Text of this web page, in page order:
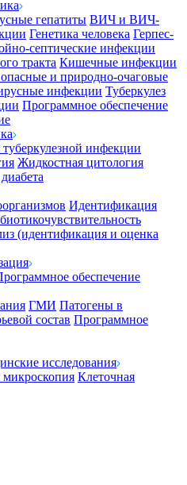
гепатиты ВИЧ и ВИЧ-
Генетика человека Герпес-
септические инфекции
тракта Кишечные инфекции
и природно-очаговые
инфекции Туберкулез
Программное обеспечение
инфекции
Жидкостная цитология
Идентификация
(идентификация и оценка
обеспечение
ГМИ Патогены в
состав Программное
исследования
Клеточная